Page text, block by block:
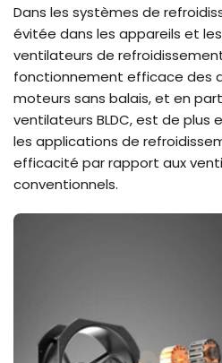
Dans les systèmes de
évitée dans les appareils et
ventilateurs de
fonctionnement efficace des
moteurs sans balais, et en
ventilateurs BLDC, est de plus
les applications de
efficacité par rapport aux
conventionnels.